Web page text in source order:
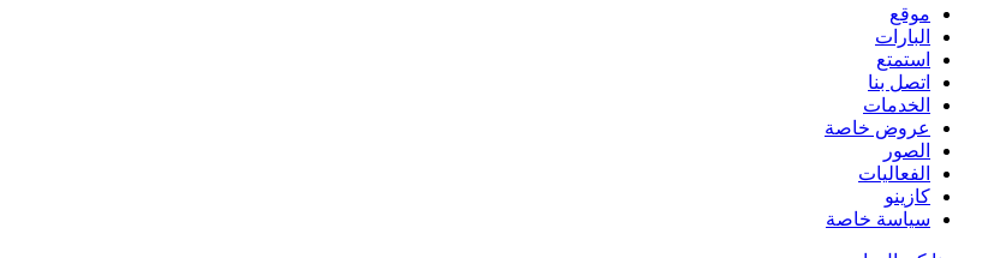
موقع
البارات
استمتع
اتصل بنا
الخدمات
عروض خاصة
الصور
الفعاليات
كازينو
سياسة خاصة